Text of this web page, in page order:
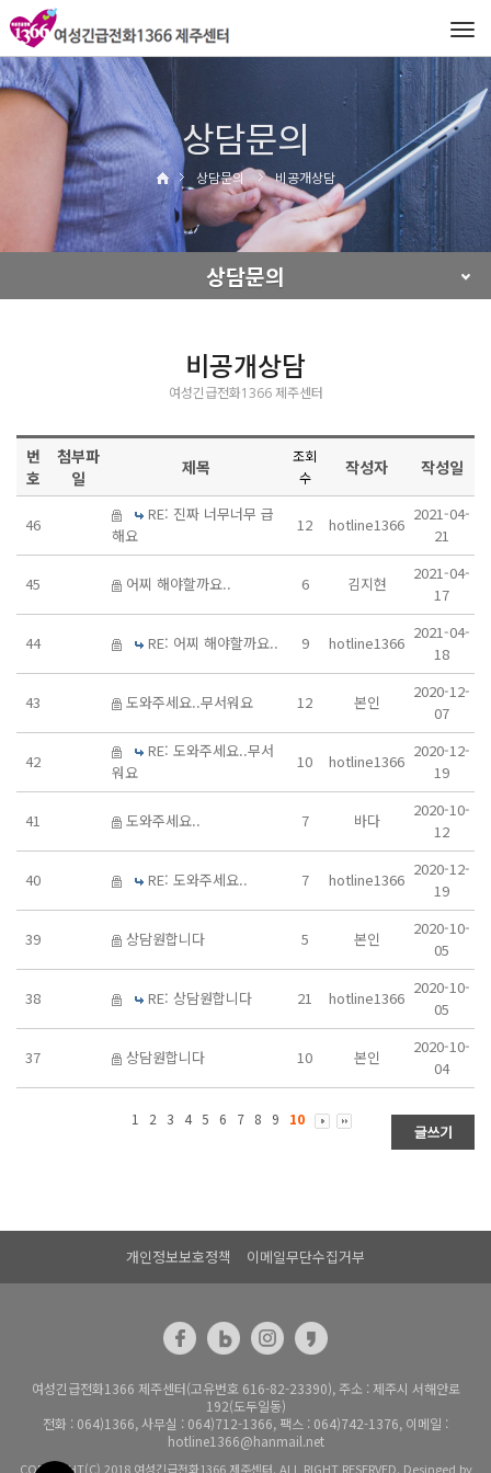
상담문의
상담문의 비공개상담
상담문의
비공개상담
여성긴급전화1366 제주센터
번
호
첨부파
일
제목
조회
수
작성자 작성일
46
RE: 진짜 너무너무 급
해요
12 hotline1366
2021-04-
21
45 어찌 해야할까요.. 6 김지현
2021-04-
17
44 RE: 어찌 해야할까요.. 9 hotline1366
2021-04-
18
43 도와주세요..무서워요 12 본인
2020-12-
07
42
RE: 도와주세요..무서
워요
10 hotline1366
2020-12-
19
41 도와주세요.. 7 바다
2020-10-
12
40 RE: 도와주세요.. 7 hotline1366
2020-12-
19
39 상담원합니다 5 본인
2020-10-
05
38 RE: 상담원합니다 21 hotline1366
2020-10-
05
37 상담원합니다 10 본인
2020-10-
04
1 2 3 4 5 6 7 8 9 10
개인정보보호정책 이메일무단수집거부
여성긴급전화1366 제주센터(고유번호 616-82-23390), 주소 : 제주시 서해안로
192(도두일동)
전화 : 064)1366, 사무실 : 064)712-1366, 팩스 : 064)742-1376, 이메일 :
hotline1366@hanmail.net
COPYRIGHT(C) 2018 여성긴급전화1366 제주센터. ALL RIGHT RESERVED. Desinged by